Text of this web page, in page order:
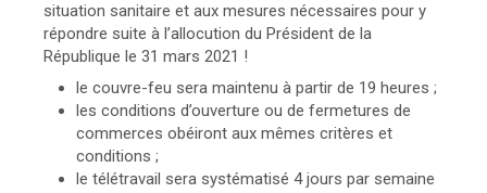
situation sanitaire et aux mesures nécessaires pour y
répondre suite à l’allocution du Président de la
République le 31 mars 2021 !
le couvre-feu sera maintenu à partir de 19 heures ;
les conditions d’ouverture ou de fermetures de
commerces obéiront aux mêmes critères et
conditions ;
le télétravail sera systématisé 4 jours par semaine